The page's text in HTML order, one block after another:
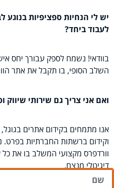
יש לי הנחיות ספציפיות בנוגע
לעבוד ביחד?
בוודאי! נשמח לספק עבורך יחס
השלב הסופי, בו תקבל את אתר
ואם אני צריך גם שירותי שיווק
אנו מתמחים בקידום אתרים בגוגל,
וקידום ברשתות החברתיות בפרט.
וורדפרס מקצועי המשלב בו את כל
דיגיטלי מנצח.